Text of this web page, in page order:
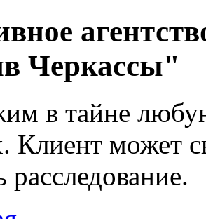
Черкассы"
в тайне
Клиент может
расследование.